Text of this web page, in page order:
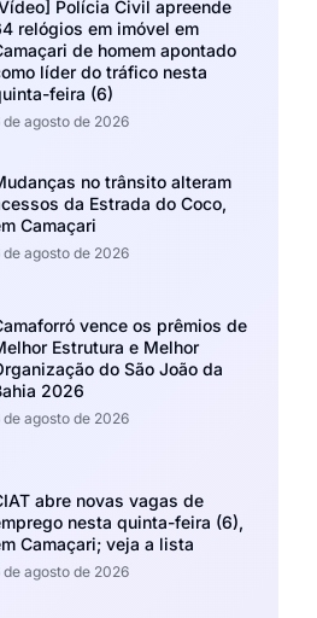
Polícia Civil apreende
relógios em imóvel em
de homem apontado
líder do tráfico nesta
feira (6)
de agosto de 2026
no trânsito alteram
da Estrada do Coco,
Camaçari
de agosto de 2026
vence os prêmios de
Estrutura e Melhor
do São João da
2026
de agosto de 2026
abre novas vagas de
nesta quinta-feira (6),
Camaçari; veja a lista
de agosto de 2026